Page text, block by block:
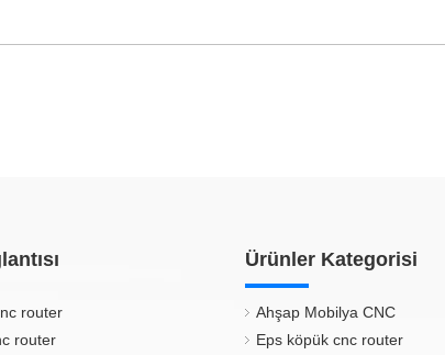
router
router
Ürünler Kategorisi
Ahşap Mobilya CNC
Eps köpük cnc router